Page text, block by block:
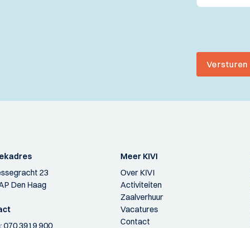
Versturen
23
Den Haag
070 3919 900
Meer KIVI
Over KIVI
Activiteiten
Zaalverhuur
Vacatures
Contact